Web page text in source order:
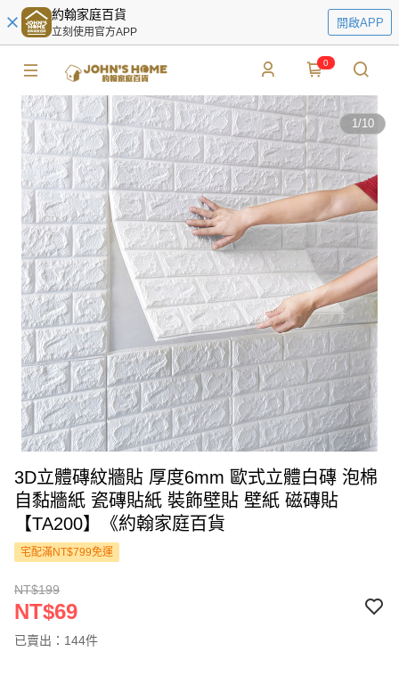
約翰家庭百貨
立刻使用官方APP
開啟APP
0
1/10
3D立體磚紋牆貼 厚度6mm 歐式立體白磚 泡棉
自黏牆紙 瓷磚貼紙 裝飾壁貼 壁紙 磁磚貼
【TA200】《約翰家庭百貨
宅配滿NT$799免運
NT$199
NT$69
已賣出：144件